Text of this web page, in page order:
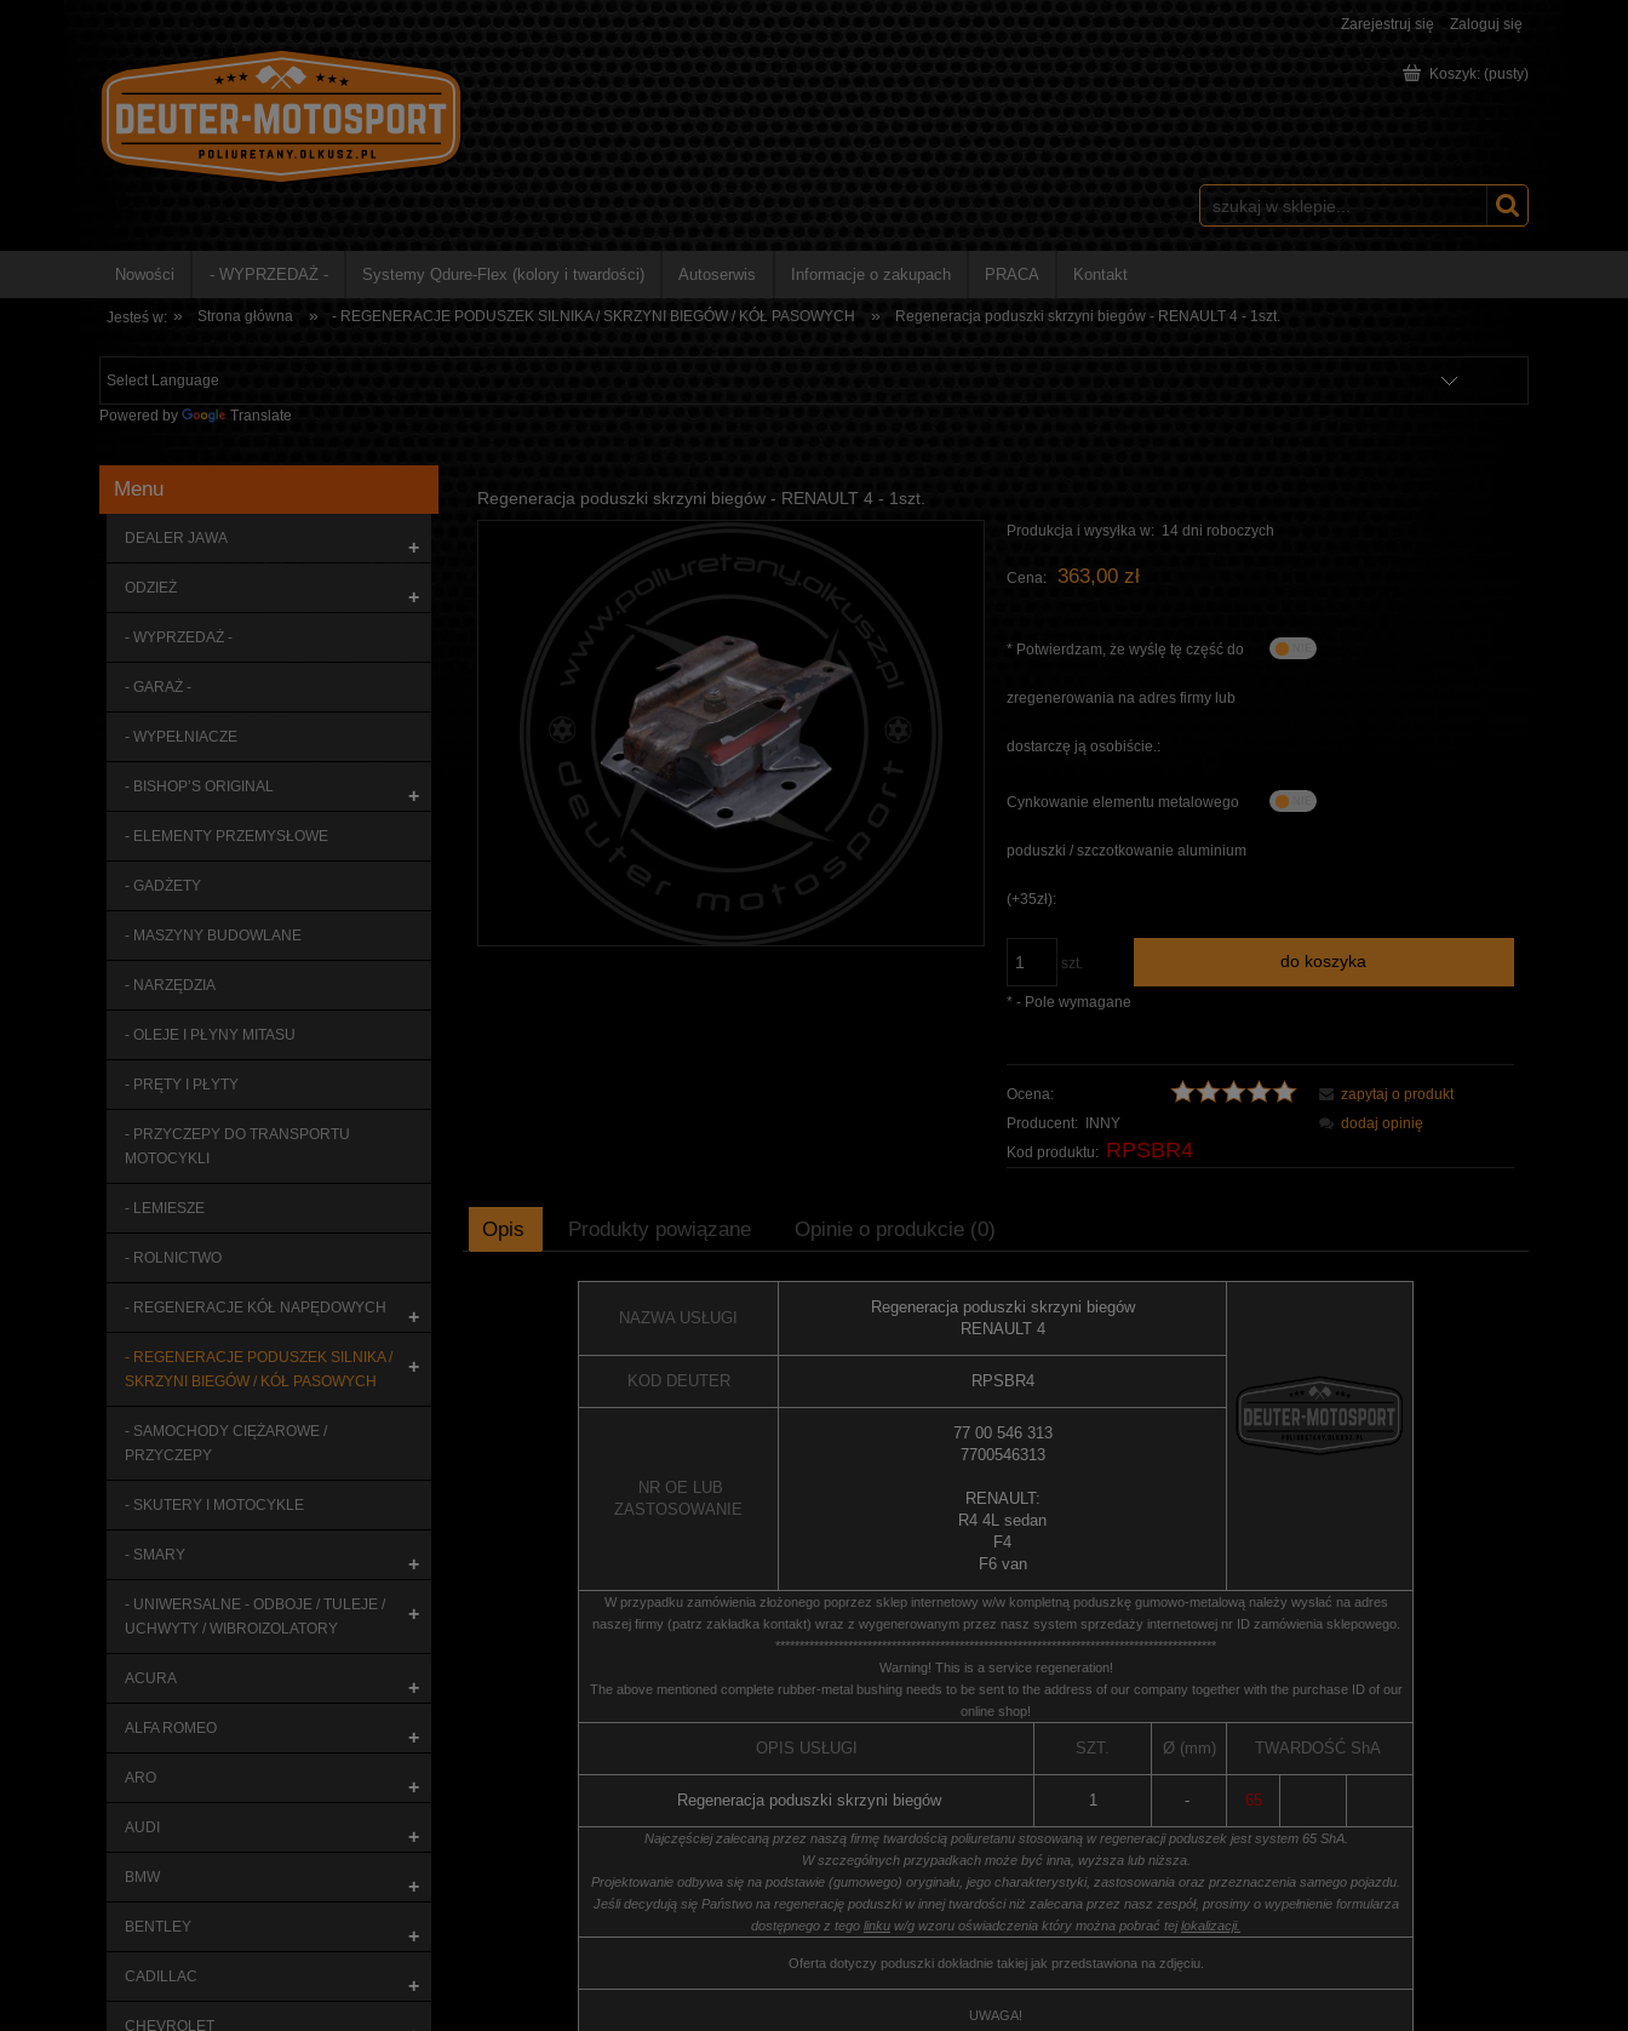
Zarejestruj się Zaloguj się
Koszyk: (pusty)
Nowości - WYPRZEDAŻ - Systemy Qdure-Flex (kolory i twardości) Autoserwis Informacje o zakupach PRACA Kontakt
Jesteś w: » Strona główna » - REGENERACJE PODUSZEK SILNIKA / SKRZYNI BIEGÓW / KÓŁ PASOWYCH » Regeneracja poduszki skrzyni biegów - RENAULT 4 - 1szt.
Powered by Translate
Menu
DEALER JAWA +
ODZIEŻ +
- WYPRZEDAŻ -
- GARAŻ -
- WYPEŁNIACZE
- BISHOP’S ORIGINAL +
- ELEMENTY PRZEMYSŁOWE
- GADŻETY
- MASZYNY BUDOWLANE
- NARZĘDZIA
- OLEJE I PŁYNY MITASU
- PRĘTY I PŁYTY
- PRZYCZEPY DO TRANSPORTU
MOTOCYKLI
- LEMIESZE
- ROLNICTWO
- REGENERACJE KÓŁ NAPĘDOWYCH +
- REGENERACJE PODUSZEK SILNIKA /
SKRZYNI BIEGÓW / KÓŁ PASOWYCH
+
- SAMOCHODY CIĘŻAROWE /
PRZYCZEPY
- SKUTERY I MOTOCYKLE
- SMARY +
- UNIWERSALNE - ODBOJE / TULEJE /
UCHWYTY / WIBROIZOLATORY
+
ACURA +
ALFA ROMEO +
ARO +
AUDI +
BMW +
BENTLEY +
CADILLAC +
CHEVROLET
Regeneracja poduszki skrzyni biegów - RENAULT 4 - 1szt.
Produkcja i wysyłka w: 14 dni roboczych
Cena: 363,00 zł
* Potwierdzam, że wyślę tę część do
zregenerowania na adres firmy lub
dostarczę ją osobiście.:
Cynkowanie elementu metalowego
poduszki / szczotkowanie aluminium
(+35zł):
szt. do koszyka
* - Pole wymagane
Ocena:
Producent:
INNY
Kod produktu: RPSBR4
zapytaj o produkt
dodaj opinię
Opis Produkty powiązane Opinie o produkcie (0)
NAZWA USŁUGI
Regeneracja poduszki skrzyni biegów
RENAULT 4
KOD DEUTER RPSBR4
NR OE LUB
ZASTOSOWANIE
77 00 546 313
7700546313
RENAULT:
R4 4L sedan
F4
F6 van
W przypadku zamówienia złożonego poprzez sklep internetowy w/w kompletną poduszkę gumowo-metalową należy wysłać na adres
naszej firmy (patrz zakładka kontakt) wraz z wygenerowanym przez nasz system sprzedaży internetowej nr ID zamówienia sklepowego.
*******************************************************************************************
Warning! This is a service regeneration!
The above mentioned complete rubber-metal bushing needs to be sent to the address of our company together with the purchase ID of our
online shop!
OPIS USŁUGI SZT. Ø (mm) TWARDOŚĆ ShA
Regeneracja poduszki skrzyni biegów 1 - 65
Najczęściej zalecaną przez naszą firmę twardością poliuretanu stosowaną w regeneracji poduszek jest system 65 ShA.
W szczególnych przypadkach może być inna, wyższa lub niższa.
Projektowanie odbywa się na podstawie (gumowego) oryginału, jego charakterystyki, zastosowania oraz przeznaczenia samego pojazdu.
Jeśli decydują się Państwo na regenerację poduszki w innej twardości niż zalecana przez nasz zespół, prosimy o wypełnienie formularza
dostępnego z tego linku w/g wzoru oświadczenia który można pobrać tejlokalizacji.
Oferta dotyczy poduszki dokładnie takiej jak przedstawiona na zdjęciu.
UWAGA!